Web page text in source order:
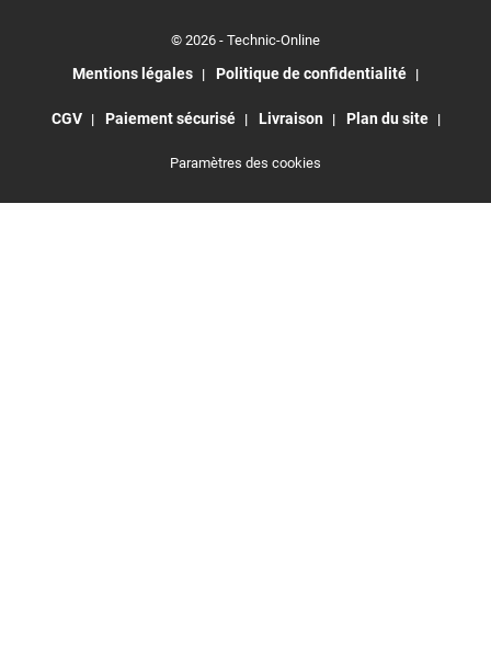
© 2026 - Technic-Online
Mentions légales Politique de confidentialité
CGV Paiement sécurisé Livraison Plan du site
Paramètres des cookies